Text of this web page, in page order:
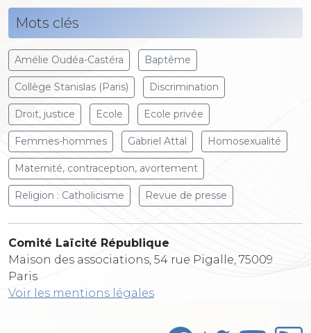
Mots clés
Amélie Oudéa-Castéra Baptême
Collège Stanislas (Paris) Discrimination
Droit, justice Ecole Ecole privée
Femmes-hommes Gabriel Attal Homosexualité
Maternité, contraception, avortement
Religion : Catholicisme Revue de presse
Comité Laïcité République
Maison des associations, 54 rue Pigalle, 75009
Paris
Voir les mentions légales